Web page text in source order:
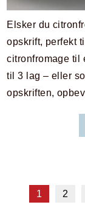
Elsker du
opskrift, perfekt
citronfromage til
til 3 lag – eller
opskriften,
1 2